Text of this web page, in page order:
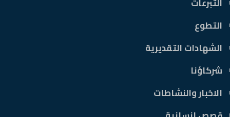
التطوع
الشهادات التقديرية
شركاؤنا
الاخبار والنشاطات